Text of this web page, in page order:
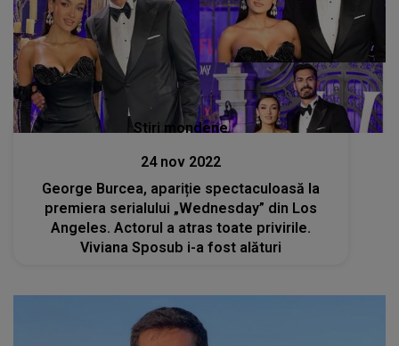
Stiri mondene
24 nov 2022
George Burcea, apariție spectaculoasă la
premiera serialului „Wednesday” din Los
Angeles. Actorul a atras toate privirile.
Viviana Sposub i-a fost alături